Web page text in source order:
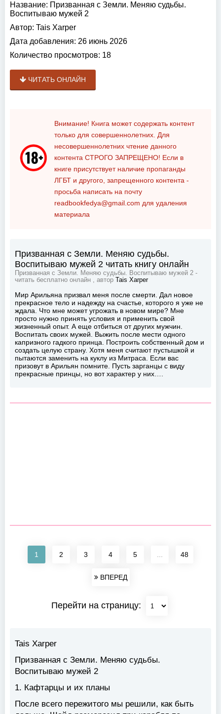
Название: Призванная с Земли. Меняю судьбы.
Воспитываю мужей 2
Автор: Tais Xarper
Дата добавления: 26 июнь 2026
Количество просмотров: 18
ЧИТАТЬ ОНЛАЙН
Внимание! Книга может содержать контент
только для совершеннолетних. Для
несовершеннолетних чтение данного
контента СТРОГО ЗАПРЕЩЕНО! Если в
книге присутствует наличие пропаганды
ЛГБТ и другого, запрещенного контента -
просьба написать на почту
readbookfedya@gmail.com для удаления
материала
Призванная с Земли. Меняю судьбы.
Воспитываю мужей 2 читать книгу онлайн
Призванная с Земли. Меняю судьбы. Воспитываю мужей 2 -
читать бесплатно онлайн , автор
Tais Xarper
Мир Арильяна призвал меня после смерти. Дал новое
прекрасное тело и надежду на счастье, которого я уже не
ждала. Что мне может угрожать в новом мире? Мне
просто нужно принять условия и применить свой
жизненный опыт. А еще отбиться от других мужчин.
Воспитать своих мужей. Выжить после мести одного
капризного гадкого принца. Построить собственный дом и
создать целую страну. Хотя меня считают пустышкой и
пытаются заменить на куклу из Митраса. Если вас
призовут в Арильян помните. Пусть зарганцы с виду
прекрасные принцы, но вот характер у них….
1 2 3 4 5 ... 48
ВПЕРЕД
Перейти на страницу:
Tais Xarper
Призванная с Земли. Меняю судьбы.
Воспитываю мужей 2
1. Кафтарцы и их планы
После всего пережитого мы решили, как быть